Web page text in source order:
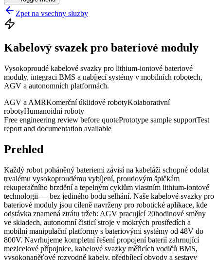
Zpet na vsechny sluzby
Kabelový svazek pro bateriové moduly
Vysokoproudé kabelové svazky pro lithium-iontové bateriové
moduly, integraci BMS a nabíjecí systémy v mobilních robotech,
AGV a autonomních platformách.
AGV a AMRKomerční úklidové robotyKolaborativní
robotyHumanoidní roboty
Free engineering review before quotePrototype sample supportTest
report and documentation available
Prehled
Každý robot poháněný bateriemi závisí na kabeláži schopné odolat
trvalému vysokoproudému vybíjení, proudovým špičkám
rekuperačního brzdění a tepelným cyklům vlastním lithium-iontové
technologii — bez jediného bodu selhání. Naše kabelové svazky pro
bateriové moduly jsou cíleně navrženy pro robotické aplikace, kde
odstávka znamená ztrátu tržeb: AGV pracující 20hodinové směny
ve skladech, autonomní čisticí stroje v mokrých prostředích a
mobilní manipulační platformy s bateriovými systémy od 48V do
800V. Navrhujeme kompletní řešení propojení baterií zahrnující
mezicelové přípojnice, kabelové svazky měřicích vodičů BMS,
vysokonapěťové rozvodné kabely, předbíjecí obvody a sestavy